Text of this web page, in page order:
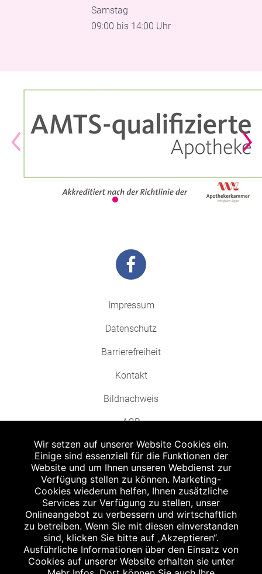
Samstag
09:00 bis 14:00 Uhr
Impressum
Datenschutz
Barrierefreiheit
Kontakt
Bildnachweis
AGB
Abgabe in haushaltsüblichen Mengen, solange der Vorrat reicht. Für Druck-
und Satzfehler keine Haftung.
Zu Risiken und Nebenwirkungen lesen Sie die Packungsbeilage und fragen
Sie Ihren Arzt oder Apotheker.
Angabe nach der deutschen Arzneimitteltaxe Apothekenerstattungspreis
(AEP). Der AEP ist keine unverbindliche Preisempfehlung der Hersteller. Der
AEP ist ein von den Apotheken in Ansatz gebrachter Preis für rezeptfreie
Arzneimittel. Er entspricht in der Höhe dem für Apotheken verbindlichen
Wir setzen auf unserer Website Cookies ein.
Einige sind essenziell für die Funktionen der
Website und um Ihnen unseren Webdienst zur
Verfügung stellen zu können. Marketing-
Cookies wiederum helfen, Ihnen zusätzliche
Services zur Verfügung zu stellen, unser
Onlineangebot zu verbessern und wirtschaftlich
zu betreiben. Wenn Sie mit diesen einverstanden
sind, klicken Sie bitte auf „Akzeptieren“.
Ausführliche Informationen über den Einsatz von
Cookies auf unserer Website erhalten sie unter